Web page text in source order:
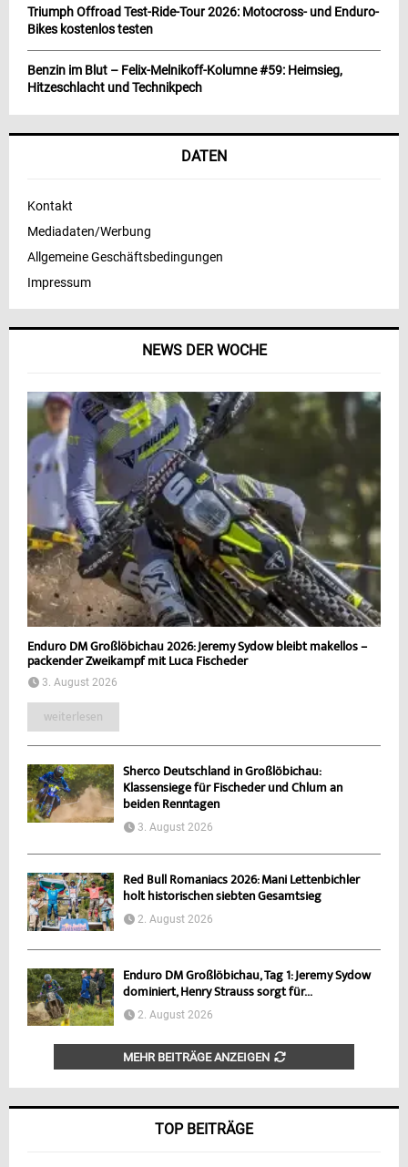
NEWS DER WOCHE
Enduro DM Großlöbichau 2026: Jeremy Sydow bleibt makellos –
packender Zweikampf mit Luca Fischeder
3. August 2026
weiterlesen
Sherco Deutschland in Großlöbichau:
Klassensiege für Fischeder und Chlum an
beiden Renntagen
3. August 2026
Red Bull Romaniacs 2026: Mani Lettenbichler
holt historischen siebten Gesamtsieg
2. August 2026
Enduro DM Großlöbichau, Tag 1: Jeremy Sydow
dominiert, Henry Strauss sorgt für...
2. August 2026
MEHR BEITRÄGE ANZEIGEN
TOP BEITRÄGE
Triumph Offroad Test-Ride-Tour 2026: Motocross- und Enduro-
Bikes kostenlos testen
Benzin im Blut – Felix-Melnikoff-Kolumne #59: Heimsieg,
Hitzeschlacht und Technikpech
DATEN
Kontakt
Mediadaten/Werbung
Allgemeine Geschäftsbedingungen
Impressum